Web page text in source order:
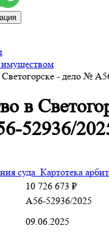
имуществом
Светогорске - дело №
в
52936/
суда Картотека
10 726 673 ₽
А56-52936/2025
09.06.2025